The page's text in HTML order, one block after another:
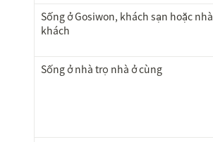
Sống ở Gosiwon, khách sạn hoặc nhà
khách
Sống ở nhà trọ nhà ở cùng